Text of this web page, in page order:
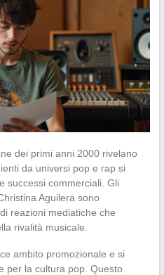
dei primi anni 2000 rivelano
da universi pop e rap si
successi commerciali. Gli
Aguilera sono
reazioni mediatiche che
rivalità musicale.
ambito promozionale e si
per la cultura pop. Questo